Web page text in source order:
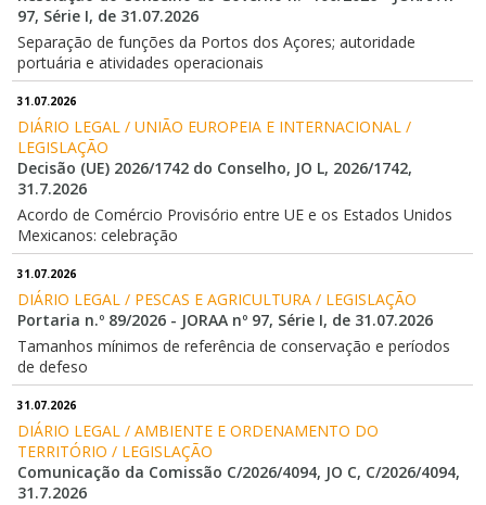
97, Série I, de 31.07.2026
Separação de funções da Portos dos Açores; autoridade
portuária e atividades operacionais
31.07.2026
DIÁRIO LEGAL / UNIÃO EUROPEIA E INTERNACIONAL /
LEGISLAÇÃO
Decisão (UE) 2026/1742 do Conselho, JO L, 2026/1742,
31.7.2026
Acordo de Comércio Provisório entre UE e os Estados Unidos
Mexicanos: celebração
31.07.2026
DIÁRIO LEGAL / PESCAS E AGRICULTURA / LEGISLAÇÃO
Portaria n.º 89/2026 - JORAA nº 97, Série I, de 31.07.2026
Tamanhos mínimos de referência de conservação e períodos
de defeso
31.07.2026
DIÁRIO LEGAL / AMBIENTE E ORDENAMENTO DO
TERRITÓRIO / LEGISLAÇÃO
Comunicação da Comissão C/2026/4094, JO C, C/2026/4094,
31.7.2026